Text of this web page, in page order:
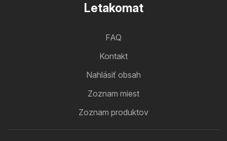
Letakomat
FAQ
Kontakt
Nahlásiť obsah
Zoznam miest
Zoznam produktov